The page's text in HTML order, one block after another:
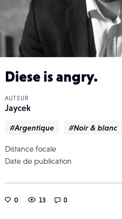
Diese is angry.
AUTEUR
Jaycek
#Argentique #Noir & blanc
Distance focale
Date de publication
0 13 0